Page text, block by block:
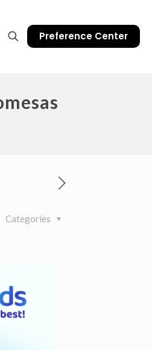
Preference Center
Categories